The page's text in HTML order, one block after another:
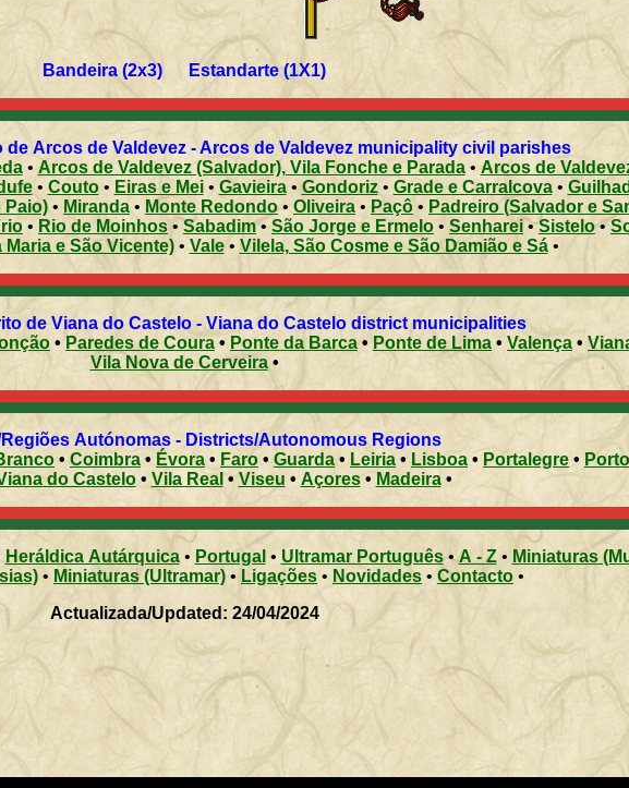
Bandeira (2x3) Estandarte (1X1)
Arcos de Valdevez - Arcos de Valdevez municipality civil parishes
•Arcos de Valdevez (Salvador), Vila Fonche e Parada• Arcos de
• Couto• Eiras e Mei• Gavieira• Gondoriz• Grade e Carralcova•
Paio) • Miranda • Monte Redondo• Oliveira •Paçô • Padreiro (Salvador e
• Rio de Moinhos •Sabadim• São Jorge e Ermelo • Senharei•Sistelo•
Maria e São Vicente)• Vale• Vilela, São Cosme e São Damião e Sá•
do distrito de Viana do Castelo - Viana do Castelo district municipalities
•Paredes de Coura • Ponte da Barca•Ponte de Lima • Valença •
Vila Nova de Cerveira•
Distritos/Regiões Autónomas - Districts/Autonomous Regions
• Coimbra • Évora • Faro • Guarda• Leiria • Lisboa • Portalegre • Porto
do Castelo• Vila Real • Viseu • Açores • Madeira •
Heráldica Autárquica• Portugal • Ultramar Português•A - Z• Miniaturas
• Miniaturas (Ultramar) • Ligações • Novidades • Contacto •
Actualizada/Updated: 24/04/2024